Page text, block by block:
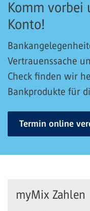
Komm vorbei
Konto!
Vertrauenssache
Check finden wir
Bankprodukte für
Termin online
myMix Zahlen